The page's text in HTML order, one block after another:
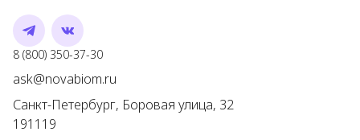
Telegram
VK
8 (800) 350-37-30Номер телефона
ask@novabiom.ru
Санкт-Петербург, Боровая улица, 32
191119